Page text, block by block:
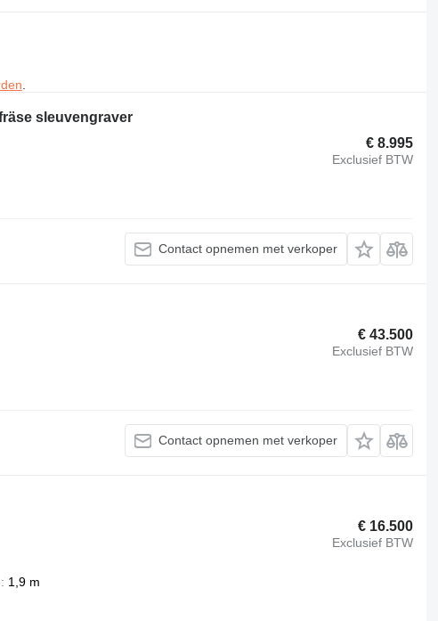
sleuvengraver
€ 8.995
Exclusief BTW
Contact opnemen met verkoper
€ 43.500
Exclusief BTW
Contact opnemen met verkoper
€ 16.500
Exclusief BTW
1,9 m